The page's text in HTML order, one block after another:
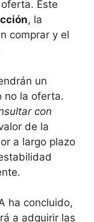
Este
, la
comprar y el
un
no la oferta.
con
de la
a largo plazo
ha concluido,
a adquirir las